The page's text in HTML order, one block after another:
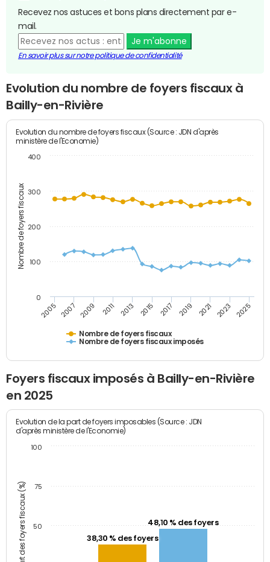
Recevez nos astuces et bons plans directement par e-
mail.
Je m'abonne
En savoir plus sur notre politique de confidentialité
Evolution du nombre de foyers fiscaux à
Bailly-en-Rivière
Nombre de foyers fiscaux
Evolution du nombre de foyers fiscaux (Source : JDN d'après
ministère de l'Economie)
Nombre de foyers fiscaux
Nombre de foyers fiscaux imposés
2005 2007 2009 2011 2013 2015 2017 2019 2021 2023 2025
0
100
200
300
400
Foyers fiscaux imposés à Bailly-en-Rivière
en 2025
Part des foyers fiscaux (%)
Evolution de la part de foyers imposables (Source : JDN
d'après ministère de l'Economie)
38,30 % des foyers
48,10 % des foyers
50
75
100